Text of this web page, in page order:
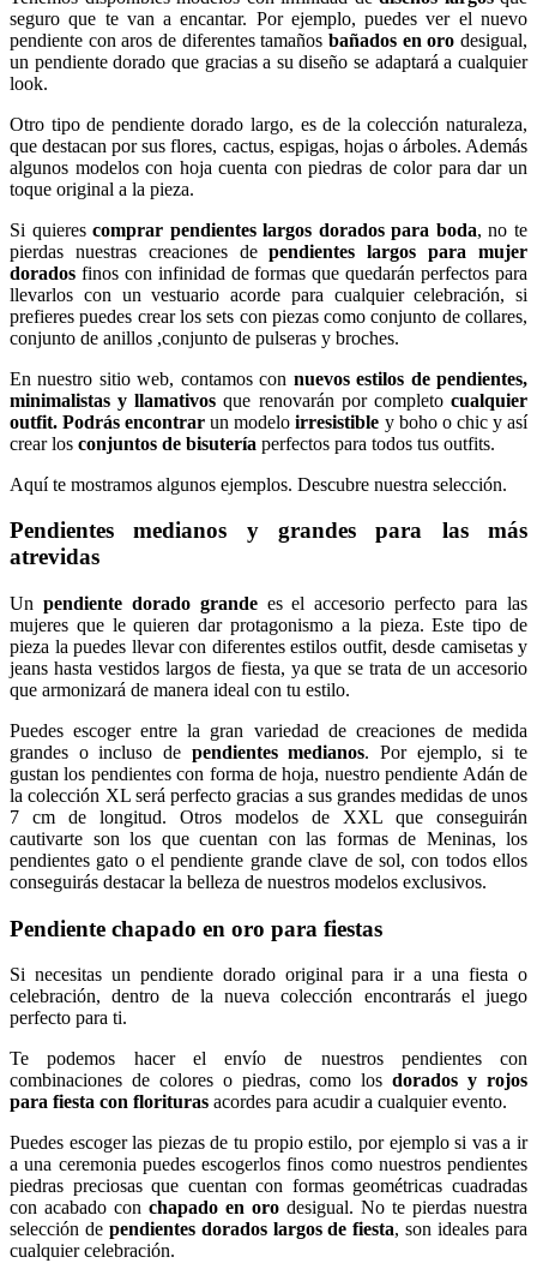
seguro que te van a encantar. Por ejemplo, puedes ver el nuevo
pendiente con aros de diferentes tamaños bañados en oro desigual,
un pendiente dorado que gracias a su diseño se adaptará a cualquier
look.
Otro tipo de pendiente dorado largo, es de la colección naturaleza,
que destacan por sus flores, cactus, espigas, hojas o árboles. Además
algunos modelos con hoja cuenta con piedras de color para dar un
toque original a la pieza.
Si quierescomprar pendientes largos dorados para boda, no te
pierdas nuestras creaciones dependientes largos para mujer
dorados finos con infinidad de formas que quedarán perfectos para
llevarlos con un vestuario acorde para cualquier celebración, si
prefieres puedes crear los sets con piezas como conjunto de collares,
conjunto de anillos ,conjunto de pulseras y broches.
En nuestro sitio web, contamos con nuevos estilos de pendientes,
minimalistas y llamativosque renovarán por completocualquier
outfit. Podrás encontrarun modelo irresistible y boho o chic y así
crear los conjuntos de bisutería perfectos para todos tus outfits.
Aquí te mostramos algunos ejemplos. Descubre nuestra selección.
Pendientes medianos y grandes para las más
atrevidas
Un pendiente dorado grandees el accesorio perfecto para las
mujeres que le quieren dar protagonismo a la pieza. Este tipo de
pieza la puedes llevar con diferentes estilos outfit, desde camisetas y
jeans hasta vestidos largos de fiesta, ya que se trata de un accesorio
que armonizará de manera ideal con tu estilo.
Puedes escoger entre la gran variedad de creaciones de medida
grandes o incluso de pendientes medianos. Por ejemplo, si te
gustan los pendientes con forma de hoja, nuestro pendiente Adán de
la colección XL será perfecto gracias a sus grandes medidas de unos
7 cm de longitud. Otros modelos de XXL que conseguirán
cautivarte son los que cuentan con las formas de Meninas, los
pendientes gato o el pendiente grande clave de sol, con todos ellos
conseguirás destacar la belleza de nuestros modelos exclusivos.
Pendiente chapado en oro para fiestas
Si necesitas un pendiente dorado original para ir a una fiesta o
celebración, dentro de la nueva colección encontrarás el juego
perfecto para ti.
Te podemos hacer el envío de nuestros pendientes con
combinaciones de colores o piedras, como losdorados y rojos
para fiesta con florituras acordes para acudir a cualquier evento.
Puedes escoger las piezas de tu propio estilo, por ejemplo si vas a ir
a una ceremonia puedes escogerlos finos como nuestros pendientes
piedras preciosas que cuentan con formas geométricas cuadradas
con acabado con chapado en oro desigual. No te pierdas nuestra
selección de pendientes dorados largos de fiesta, son ideales para
cualquier celebración.